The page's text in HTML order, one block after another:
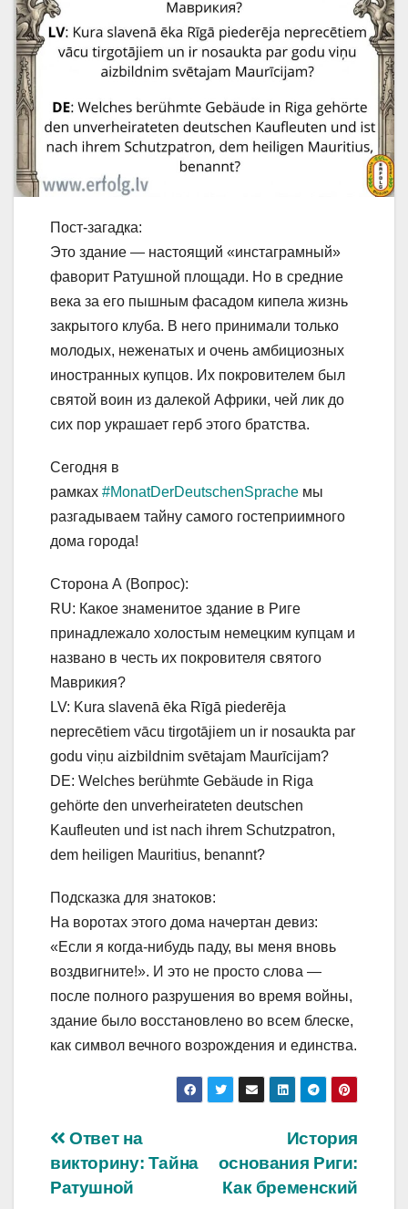
Пост-загадка:
Это здание — настоящий «инстаграмный»
фаворит Ратушной площади. Но в средние
века за его пышным фасадом кипела жизнь
закрытого клуба. В него принимали только
молодых, неженатых и очень амбициозных
иностранных купцов. Их покровителем был
святой воин из далекой Африки, чей лик до
сих пор украшает герб этого братства.
Сегодня в
рамках #MonatDerDeutschenSprache мы
разгадываем тайну самого гостеприимного
дома города!
Сторона А (Вопрос):
RU: Какое знаменитое здание в Риге
принадлежало холостым немецким купцам и
названо в честь их покровителя святого
Маврикия?
LV: Kura slavenā ēka Rīgā piederēja
neprecētiem vācu tirgotājiem un ir nosaukta par
godu viņu aizbildnim svētajam Maurīcijam?
DE: Welches berühmte Gebäude in Riga
gehörte den unverheirateten deutschen
Kaufleuten und ist nach ihrem Schutzpatron,
dem heiligen Mauritius, benannt?
Подсказка для знатоков:
На воротах этого дома начертан девиз:
«Если я когда-нибудь паду, вы меня вновь
воздвигните!». И это не просто слова —
после полного разрушения во время войны,
здание было восстановлено во всем блеске,
как символ вечного возрождения и единства.
Навигация
по
История
основания Риги:
Как бременский
Ответ на
викторину: Тайна
Ратушной